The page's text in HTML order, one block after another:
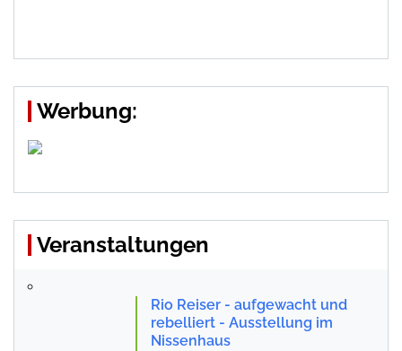
Werbung:
Veranstaltungen
Rio Reiser - aufgewacht und
rebelliert - Ausstellung im
Nissenhaus